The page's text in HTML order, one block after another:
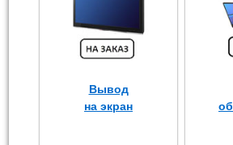
Вывод
на экран